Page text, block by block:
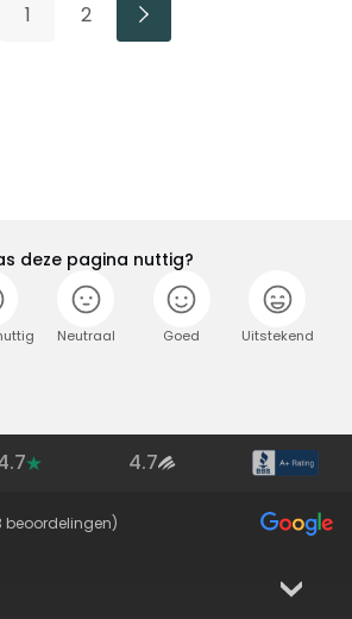
1 2
deze pagina nuttig?
Neutraal Goed Uitstekend
4.7
beoordelingen)